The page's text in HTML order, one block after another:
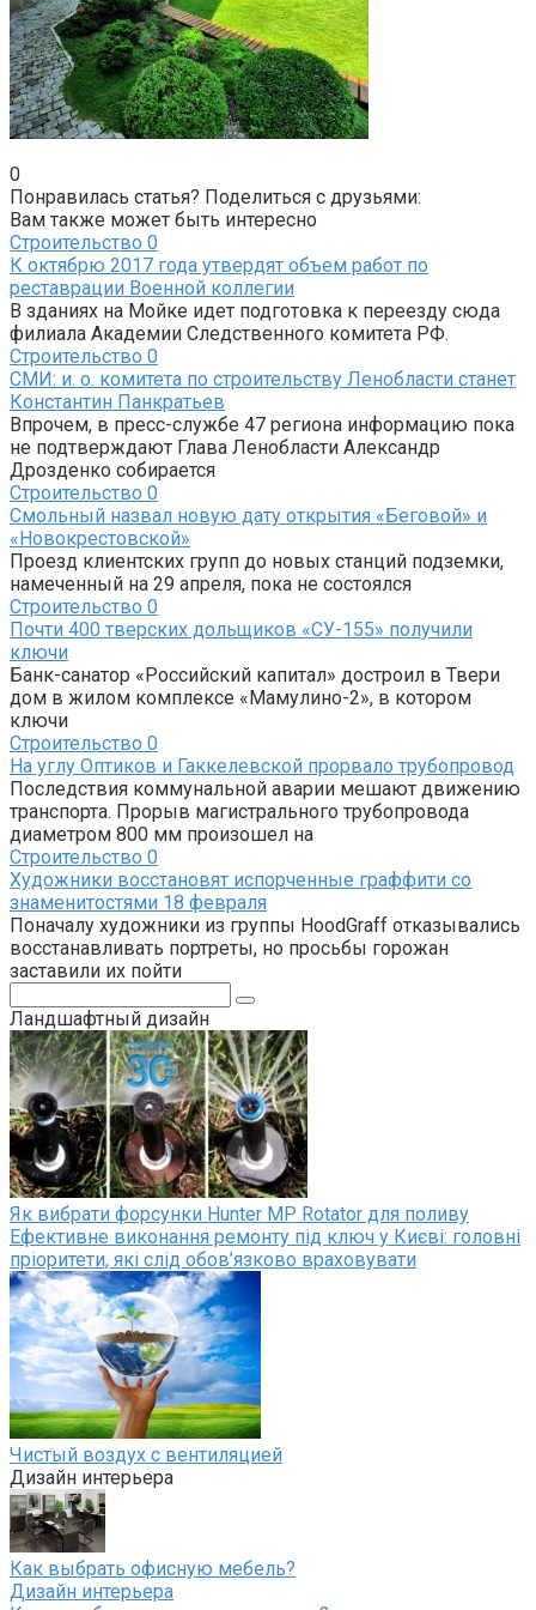
0
Понравилась статья? Поделиться с друзьями:
Вам также может быть интересно
Строительство 0
К октябрю 2017 года утвердят объем работ по
реставрации Военной коллегии
В зданиях на Мойке идет подготовка к переезду сюда
филиала Академии Следственного комитета РФ.
Строительство 0
СМИ: и. о. комитета по строительству Ленобласти станет
Константин Панкратьев
Впрочем, в пресс-службе 47 региона информацию пока
не подтверждают Глава Ленобласти Александр
Дрозденко собирается
Строительство 0
Смольный назвал новую дату открытия «Беговой» и
«Новокрестовской»
Проезд клиентских групп до новых станций подземки,
намеченный на 29 апреля, пока не состоялся
Строительство 0
Почти 400 тверских дольщиков «СУ-155» получили
ключи
Банк-санатор «Российский капитал» достроил в Твери
дом в жилом комплексе «Мамулино-2», в котором
ключи
Строительство 0
На углу Оптиков и Гаккелевской прорвало трубопровод
Последствия коммунальной аварии мешают движению
транспорта. Прорыв магистрального трубопровода
диаметром 800 мм произошел на
Строительство 0
Художники восстановят испорченные граффити со
знаменитостями 18 февраля
Поначалу художники из группы HoodGraff отказывались
восстанавливать портреты, но просьбы горожан
заставили их пойти
Ландшафтный дизайн
Як вибрати форсунки Hunter MP Rotator для поливу
Ефективне виконання ремонту під ключ у Києві: головні
пріоритети, які слід обов’язково враховувати
Чистый воздух с вентиляцией
Дизайн интерьера
Как выбрать офисную мебель?
Дизайн интерьера